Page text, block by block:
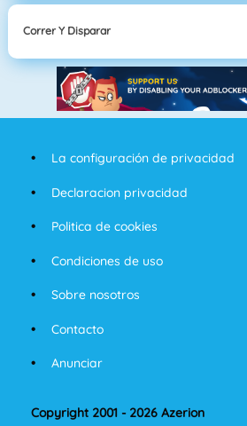
Correr Y Disparar
La configuración de privacidad
Declaracion privacidad
Politica de cookies
Condiciones de uso
Sobre nosotros
Contacto
Anunciar
Copyright 2001 - 2026 Azerion